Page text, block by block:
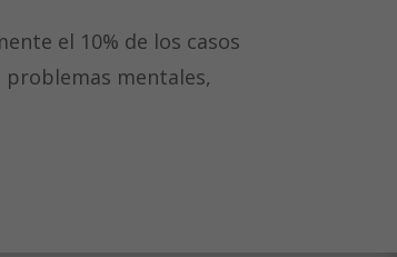
el 10% de los casos
problemas mentales,